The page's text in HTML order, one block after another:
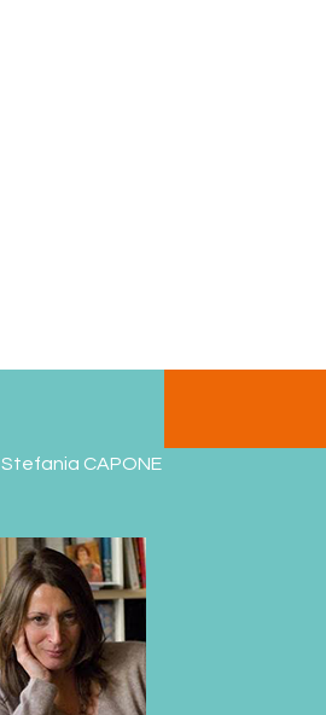
Stefania CAPONE